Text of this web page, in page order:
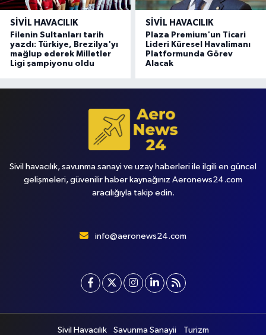
SIVIL HAVACILIK
Filenin Sultanları tarih
yazdı: Türkiye, Brezilya'yı
mağlup ederek Milletler
Ligi şampiyonu oldu
SIVIL HAVACILIK
Plaza Premium'un Ticari
Lideri Küresel Havalimanı
Platformunda Görev
Alacak
Sivil havacılık, savunma sanayi ve uzay haberleri ile ilgili en güncel
gelişmeleri, güvenilir haber kaynağınız Aeronews24.com
aracılığıyla takip edin.
info@aeronews24.com
Sivil Havacılık Savunma Sanayii Turizm